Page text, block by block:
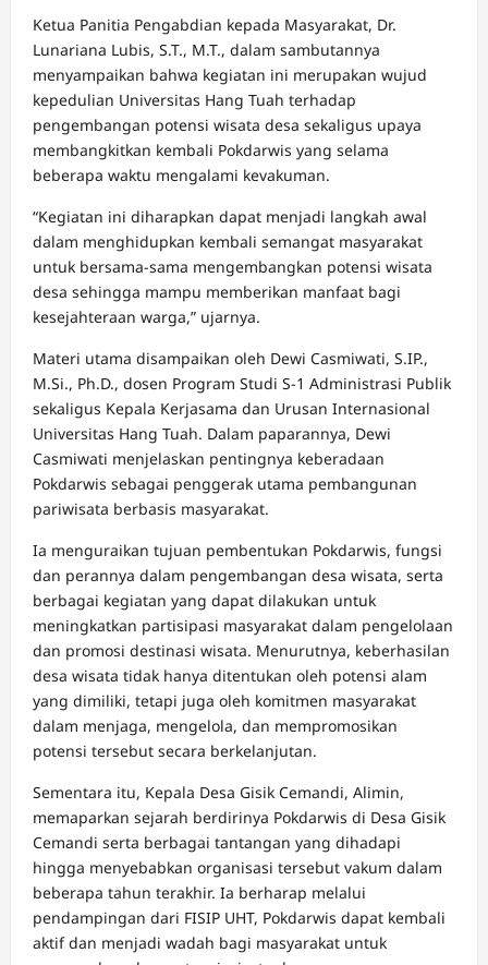
Ketua Panitia Pengabdian kepada Masyarakat, Dr.
Lunariana Lubis, S.T., M.T., dalam sambutannya
menyampaikan bahwa kegiatan ini merupakan wujud
kepedulian Universitas Hang Tuah terhadap
pengembangan potensi wisata desa sekaligus upaya
membangkitkan kembali Pokdarwis yang selama
beberapa waktu mengalami kevakuman.
“Kegiatan ini diharapkan dapat menjadi langkah awal
dalam menghidupkan kembali semangat masyarakat
untuk bersama-sama mengembangkan potensi wisata
desa sehingga mampu memberikan manfaat bagi
kesejahteraan warga,” ujarnya.
Materi utama disampaikan oleh Dewi Casmiwati, S.IP.,
M.Si., Ph.D., dosen Program Studi S-1 Administrasi Publik
sekaligus Kepala Kerjasama dan Urusan Internasional
Universitas Hang Tuah. Dalam paparannya, Dewi
Casmiwati menjelaskan pentingnya keberadaan
Pokdarwis sebagai penggerak utama pembangunan
pariwisata berbasis masyarakat.
Ia menguraikan tujuan pembentukan Pokdarwis, fungsi
dan perannya dalam pengembangan desa wisata, serta
berbagai kegiatan yang dapat dilakukan untuk
meningkatkan partisipasi masyarakat dalam pengelolaan
dan promosi destinasi wisata. Menurutnya, keberhasilan
desa wisata tidak hanya ditentukan oleh potensi alam
yang dimiliki, tetapi juga oleh komitmen masyarakat
dalam menjaga, mengelola, dan mempromosikan
potensi tersebut secara berkelanjutan.
Sementara itu, Kepala Desa Gisik Cemandi, Alimin,
memaparkan sejarah berdirinya Pokdarwis di Desa Gisik
Cemandi serta berbagai tantangan yang dihadapi
hingga menyebabkan organisasi tersebut vakum dalam
beberapa tahun terakhir. Ia berharap melalui
pendampingan dari FISIP UHT, Pokdarwis dapat kembali
aktif dan menjadi wadah bagi masyarakat untuk